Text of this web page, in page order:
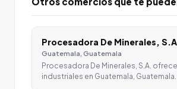
Procesadora De Minerales,
Guatemala, Guatemala
Procesadora De Minerales, S.A.
industriales en Guatemala, Guatemala.